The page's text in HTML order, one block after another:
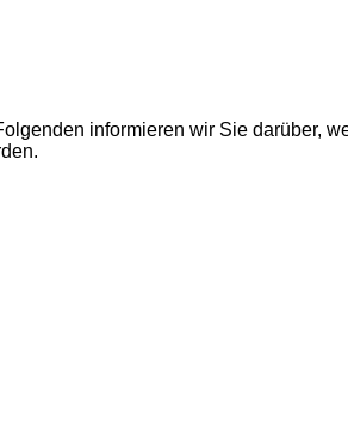
informieren wir Sie darüber,